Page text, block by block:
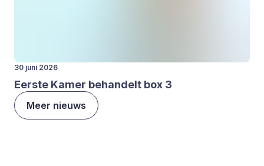
30 juni 2026
Eer­ste Kamer behan­delt box 3
Meer nieuws